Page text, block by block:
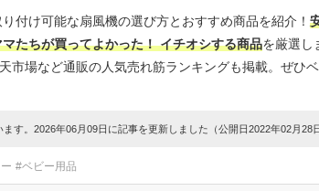
付け可能な扇風機の選び方とおすすめ商品を紹介！
たちが買ってよかった！ イチオシする商品を厳選し
市場など通販の人気売れ筋ランキングも掲載。ぜひ
す。2026年06月09日に記事を更新しました（公開日2022年02月28日
#ベビー用品